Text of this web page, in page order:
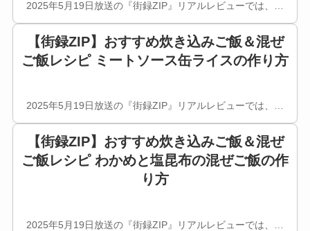
2025年5月19日放送の『街録ZIP』リアルレビューでは、…
【街録ZIP】おすすめ炊き込みご飯＆混ぜ
ご飯レシピ ミートソース缶ライスの作り方
2025年5月19日放送の『街録ZIP』リアルレビューでは、…
【街録ZIP】おすすめ炊き込みご飯＆混ぜ
ご飯レシピ わかめと塩昆布の混ぜご飯の作
り方
2025年5月19日放送の『街録ZIP』リアルレビューでは、…